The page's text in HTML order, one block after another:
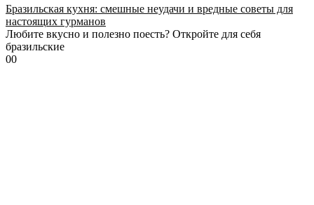
Бразильская кухня: смешные неудачи и вредные советы для
настоящих гурманов
Любите вкусно и полезно поесть? Откройте для себя
бразильские
00